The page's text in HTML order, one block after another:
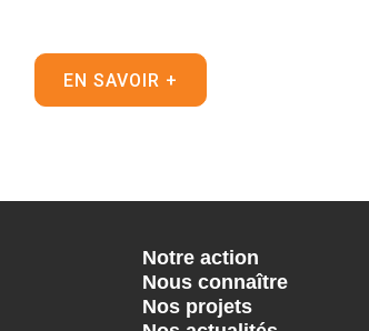
EN SAVOIR +
Notre action
Nous connaître
Nos projets